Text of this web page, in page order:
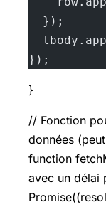
  });
});
}
// Fonction
données
function
avec un délai